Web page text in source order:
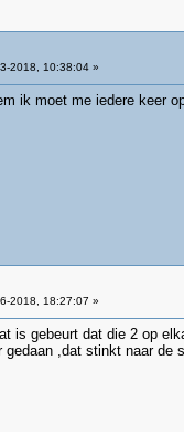
2018, 10:38:04 »
ik moet me iedere keer
2018, 18:27:07 »
is gebeurt dat die 2 op
,dat stinkt naar de